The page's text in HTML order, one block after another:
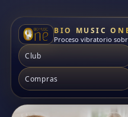
BIO MUSIC
Proceso vibratorio
Club
Compras